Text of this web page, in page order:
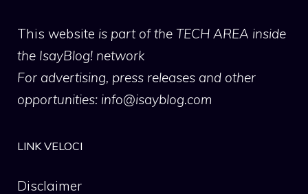
This website is part of the TECH AREA inside
the IsayBlog! network
For advertising, press releases and other
opportunities: info@isayblog.com
LINK VELOCI
Disclaimer